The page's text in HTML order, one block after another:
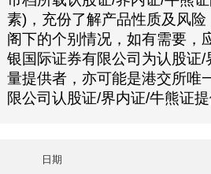
素)，充份了解产品性质及风
阁下的个别情况，如有需要，
银国际证券有限公司为认股证/
量提供者，亦可能是港交所唯
限公司认股证/界内证/牛熊证提
日期